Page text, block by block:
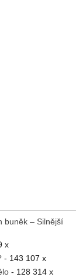
buněk – Silnější
x
- 143 107 x
- 128 314 x